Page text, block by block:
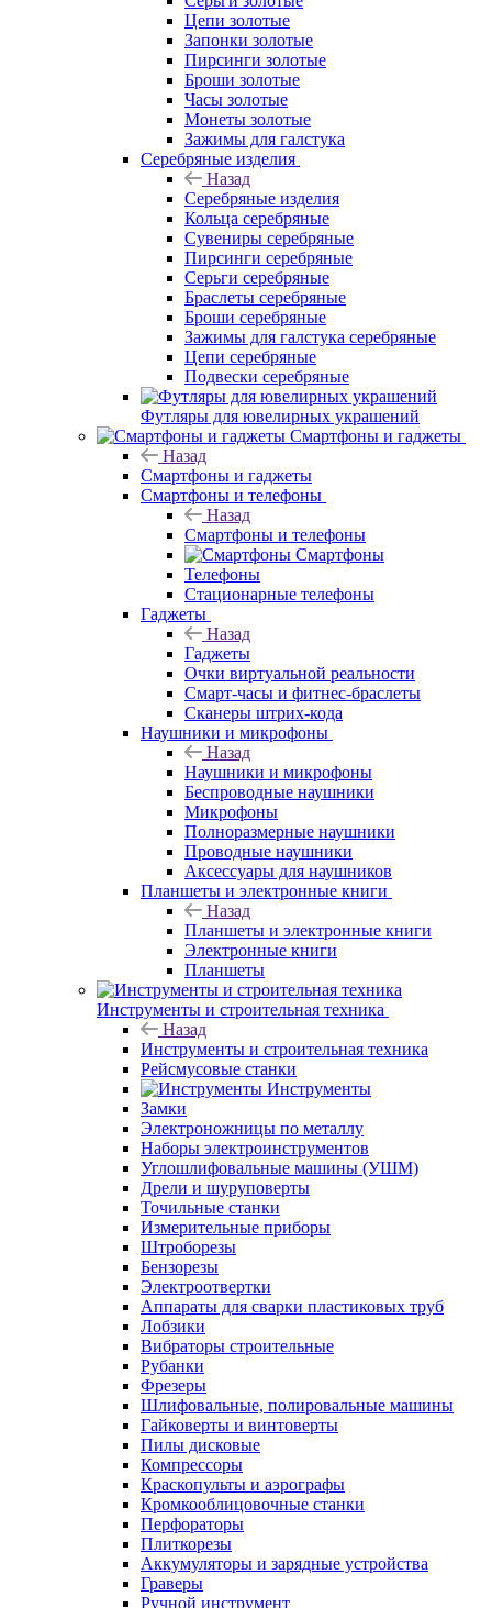
Цепи золотые
Запонки золотые
Пирсинги золотые
Броши золотые
Часы золотые
Монеты золотые
Зажимы для галстука
Серебряные изделия
Назад
Серебряные изделия
Кольца серебряные
Сувениры серебряные
Пирсинги серебряные
Серьги серебряные
Браслеты серебряные
Броши серебряные
Зажимы для галстука серебряные
Цепи серебряные
Подвески серебряные
Футляры для ювелирных украшений
Смартфоны и гаджеты
Назад
Смартфоны и гаджеты
Смартфоны и телефоны
Назад
Смартфоны и телефоны
Смартфоны
Телефоны
Стационарные телефоны
Гаджеты
Назад
Гаджеты
Очки виртуальной реальности
Смарт-часы и фитнес-браслеты
Сканеры штрих-кода
Наушники и микрофоны
Назад
Наушники и микрофоны
Беспроводные наушники
Микрофоны
Полноразмерные наушники
Проводные наушники
Аксессуары для наушников
Планшеты и электронные книги
Назад
Планшеты и электронные книги
Электронные книги
Планшеты
Инструменты и строительная техника
Назад
Инструменты и строительная техника
Рейсмусовые станки
Инструменты
Замки
Электроножницы по металлу
Наборы электроинструментов
Углошлифовальные машины (УШМ)
Дрели и шуруповерты
Точильные станки
Измерительные приборы
Штроборезы
Бензорезы
Электроотвертки
Аппараты для сварки пластиковых труб
Лобзики
Вибраторы строительные
Рубанки
Фрезеры
Шлифовальные, полировальные машины
Гайковерты и винтоверты
Пилы дисковые
Компрессоры
Краскопульты и аэрографы
Кромкооблицовочные станки
Перфораторы
Плиткорезы
Аккумуляторы и зарядные устройства
Граверы
Ручной инструмент